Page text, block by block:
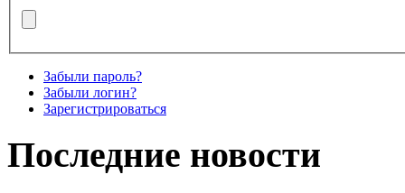
Забыли пароль?
Забыли логин?
Зарегистрироваться
Последние новости